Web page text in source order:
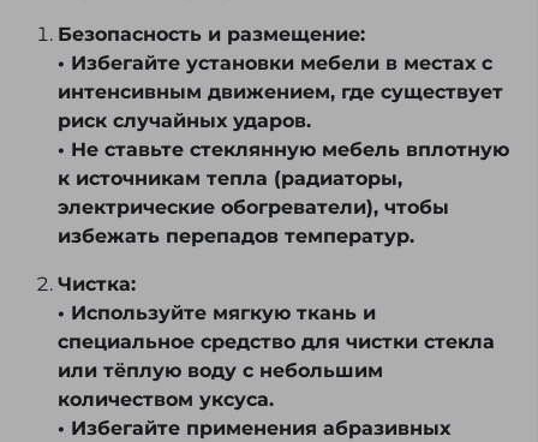
Безопасность и размещение:
• Избегайте установки мебели в местах с
интенсивным движением, где существует
риск случайных ударов.
• Не ставьте стеклянную мебель вплотную
к источникам тепла (радиаторы,
электрические обогреватели), чтобы
избежать перепадов температур.
Чистка:
• Используйте мягкую ткань и
специальное средство для чистки стекла
или тёплую воду с небольшим
количеством уксуса.
• Избегайте применения абразивных